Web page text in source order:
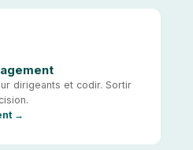
dirigeants et codir. Sortir